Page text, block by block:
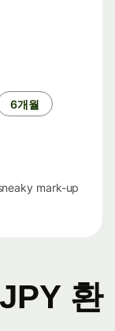
6개월
mark-up
환